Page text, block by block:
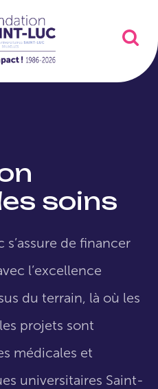
soins
de financer
l’excellence
du terrain, là où les
projets sont
médicales et
universitaires Saint-